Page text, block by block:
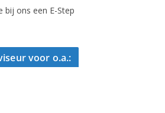
bij ons een E-Step
voor o.a.: